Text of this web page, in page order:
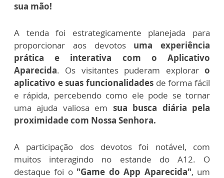
sua mão!
A tenda foi estrategicamente planejada para
proporcionar aos devotos uma experiência
prática e interativa com o Aplicativo
Aparecida. Os visitantes puderam explorar o
aplicativo e suas funcionalidades de forma fácil
e rápida, percebendo como ele pode se tornar
uma ajuda valiosa em sua busca diária pela
proximidade com Nossa Senhora.
A participação dos devotos foi notável, com
muitos interagindo no estande do A12. O
destaque foi o "Game do App Aparecida", um